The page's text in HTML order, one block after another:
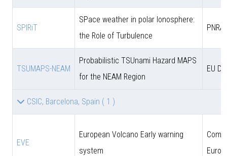
SPIRiT
SPace weather in polar Ionosphere:
the Role of Turbulence
PNRA
TSUMAPS-NEAM
Probabilistic TSUnami Hazard MAPS
for the NEAM Region
EU
CSIC, Barcelona, Spain ( 1 )
EVE
European Volcano Early warning
system